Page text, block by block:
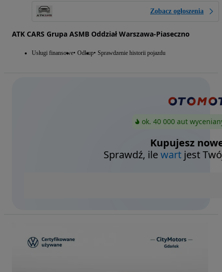
Zobacz ogłoszenia
ATK CARS Grupa ASMB Oddział Warszawa-Piaseczno
Usługi finansowe Odkup Sprawdzenie historii pojazdu
ok. 40 000 aut
Kupujesz
Sprawdź, ilewart jest